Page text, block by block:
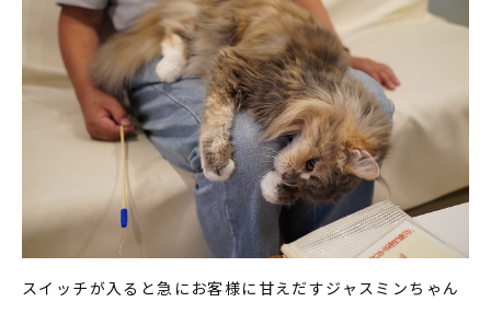
スイッチが入ると急にお客様に甘えだすジャスミンちゃん